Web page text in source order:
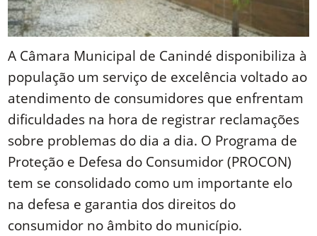
A Câmara Municipal de Canindé disponibiliza à
população um serviço de excelência voltado ao
atendimento de consumidores que enfrentam
dificuldades na hora de registrar reclamações
sobre problemas do dia a dia. O Programa de
Proteção e Defesa do Consumidor (PROCON)
tem se consolidado como um importante elo
na defesa e garantia dos direitos do
consumidor no âmbito do município.